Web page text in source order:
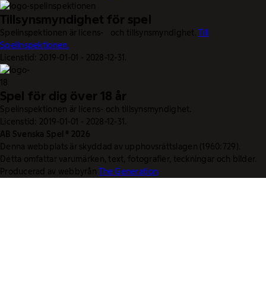
Tillsynsmyndighet för spel
Spelinspektionen är licens- och tillsynsmyndighet.Till
Spelinspektionen.
Licenstid: 2019-01-01 - 2028-12-31.
Spel för dig över 18 år
Spelinspektionen är licens- och tillsynsmyndighet.
Licenstid: 2019-01-01 - 2028-12-31.
AB Svenska Spel © 2026
Denna webbplats är skyddad av upphovsrättslagen (1960:729).
Detta omfattar varumärken, text, fotografier, teckningar och bilder.
Producerad av webbyrånThe Generation